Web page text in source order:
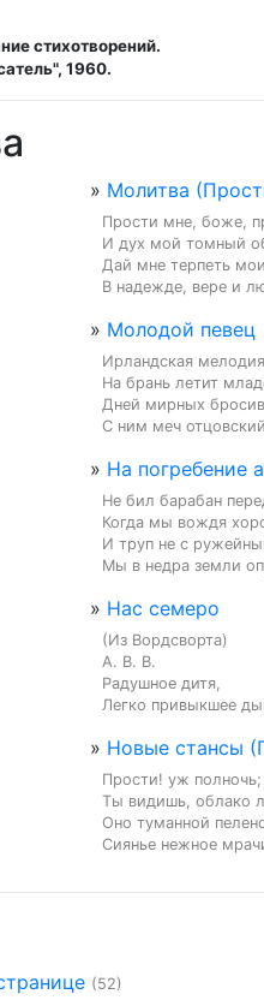
стихотворений.
1960.
» Молитва
Прости мне, боже,
И дух мой томный
Дай мне терпеть
В надежде, вере и
» Молодой певец
Ирландская мелодия
На брань летит
Дней мирных
С ним меч
» На погребение
Не бил барабан
Когда мы вождя
И труп не с
Мы в недра земли
» Нас семеро
(Из Вордсворта)
А. В. В.
Радушное дитя,
Легко привыкшее
» Новые стансы
Прости! уж
Ты видишь, облако
Оно туманной
Сиянье нежное
(52)